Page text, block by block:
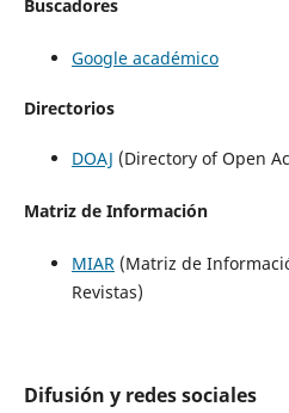
Buscadores
Google académico
Directorios
DOAJ (Directory ofOpen
Matriz de Información
MIAR(Matriz de
Revistas)
Difusión y redes sociales